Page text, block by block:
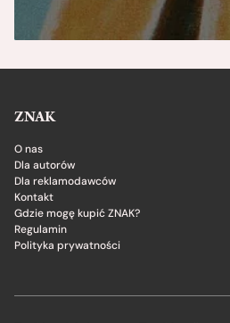
ZNAK
O nas
Dla autorów
Dla reklamodawców
Kontakt
Gdzie mogę kupić ZNAK?
Regulamin
Polityka prywatności